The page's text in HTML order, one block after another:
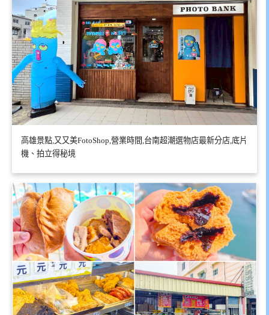
高雄景點,又又美FotoShop,營業時間,台南超潮選物店最新分店,底片
機、拍立得秘境